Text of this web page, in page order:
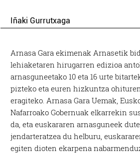
Iñaki Gurrutxaga
Arnasa Gara ekimenak Arnasetik
lehiaketaren hirugarren edizioa
arnasguneetako 10 eta 16 urte
pizteko eta euren hizkuntza
eragiteko. Arnasa Gara Uemak,
Nafarroako Gobernuak elkarrekin
da, eta euskararen arnasguneek
jendarteratzea du helburu,
egiten dioten ekarpena